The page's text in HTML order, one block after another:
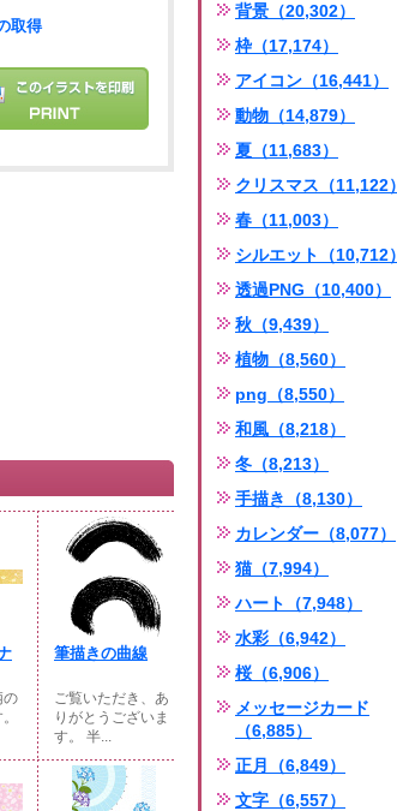
取得
の
筆描きの曲線
ご覧いただき、あ
りがとうございま
す。 半...
背景（20,302）
枠（17,174）
アイコン（16,441）
動物（14,879）
夏（11,683）
クリスマス（11,122）
春（11,003）
シルエット（10,712）
透過PNG（10,400）
秋（9,439）
植物（8,560）
png（8,550）
和風（8,218）
冬（8,213）
手描き（8,130）
カレンダー（8,077）
猫（7,994）
ハート（7,948）
水彩（6,942）
桜（6,906）
メッセージカード
（6,885）
正月（6,849）
文字（6,557）